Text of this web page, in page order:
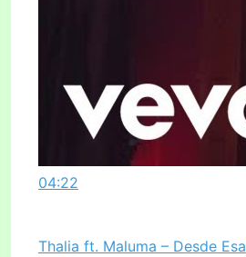
04:22
Thalia ft. Maluma – Desde Esa